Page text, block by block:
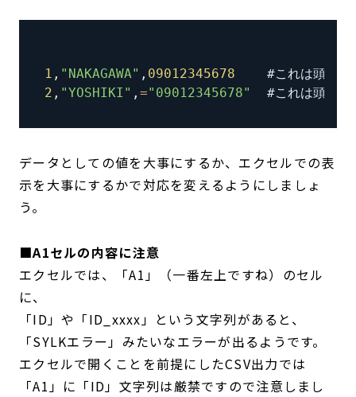
1 , "NAKAGAWA" , 09012345678 #これは頭の
2 , "YOSHIKI" , ="09012345678" #これは頭の
データとしての値を大事にするか、エクセルでの表
示を大事にするかで対応を変えるようにしましょ
う。
■A1セルの内容に注意
エクセルでは、「A1」（一番左上ですね）のセル
に、
「ID」や「ID_xxxx」という文字列があると、
「SYLKエラー」みたいなエラーが出るようです。
エクセルで開くことを前提にしたCSV出力では
「A1」に「ID」文字列は厳禁ですので注意しまし